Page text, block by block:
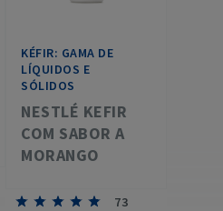
KÉFIR: GAMA DE
LÍQUIDOS E
SÓLIDOS
NESTLÉ KEFIR
COM SABOR A
MORANGO
73